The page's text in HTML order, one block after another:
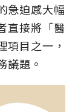
急迫感大幅
直接將「醫
項目之一，
議題。